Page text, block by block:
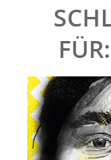
FÜR: